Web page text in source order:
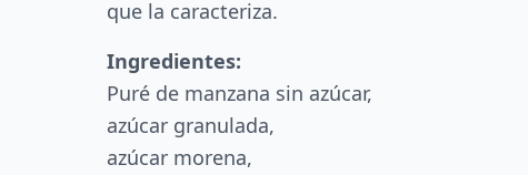
que la caracteriza.
Ingredientes:
Puré de manzana sin azúcar,
azúcar granulada,
azúcar morena,